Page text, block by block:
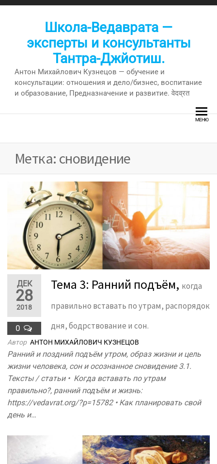
Перейти
Школа-Ведаврата —
эксперты и консультанты
Тантра-Джйотиш.
Антон Михайлович Кузнецов — обучение и
консультации: отношения и дело/бизнес, воспитание
и образование, Предназначение и развитие. वेदव्रत
МЕНЮ
Метка: сновидение
ДЕК
28
2018
0
Тема 3: Ранний подъём, когда
правильно вставать по утрам, распорядок
дня, бодрствование и сон.
Автор АНТОН МИХАЙЛОВИЧ КУЗНЕЦОВ
Ранний и поздний подъём утром, образ жизни и цель
жизни человека, сон и осознанное сновидение 3.1.
Тексты / статьи • Когда вставать по утрам
правильно?, ранний подъём и жизнь:
https://vedavrat.org/?p=15782 • Как планировать свой
день и…